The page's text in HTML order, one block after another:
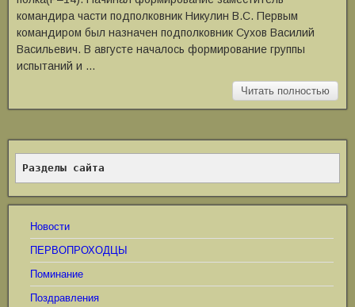
командира части подполковник Никулин В.С. Первым
командиром был назначен подполковник Сухов Василий
Васильевич. В августе началось формирование группы
испытаний и …
Читать полностью
Разделы сайта
Новости
ПЕРВОПРОХОДЦЫ
Поминание
Поздравления